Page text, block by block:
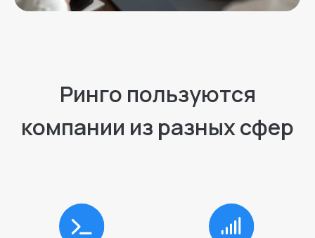
Партнеры
Подписаться
Подпишитесь на наши новости